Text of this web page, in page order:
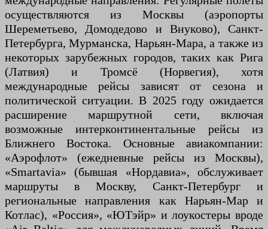
осуществляются из Москвы (аэропорты
Шереметьево, Домодедово и Внуково), Санкт-
Петербурга, Мурманска, Нарьян-Мара, а также из
некоторых зарубежных городов, таких как Рига
(Латвия) и Тромсё (Норвегия), хотя
международные рейсы зависят от сезона и
политической ситуации. В 2025 году ожидается
расширение маршрутной сети, включая
возможные интерконтинентальные рейсы из
Ближнего Востока. Основные авиакомпании:
«Аэрофлот» (ежедневные рейсы из Москвы),
«Smartavia» (бывшая «Нордавиа», обслуживает
маршруты в Москву, Санкт-Петербург и
региональные направления как Нарьян-Мар и
Котлас), «Россия», «ЮТэйр» и лоукостеры вроде